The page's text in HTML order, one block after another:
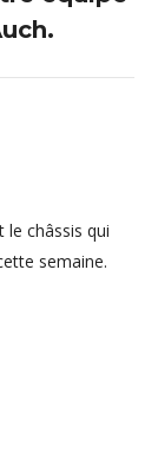
le châssis qui
semaine.